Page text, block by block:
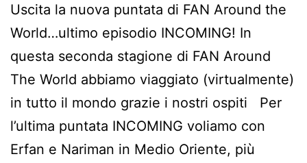
Uscita la nuova puntata di FAN Around the
World…ultimo episodio INCOMING! In
questa seconda stagione di FAN Around
The World abbiamo viaggiato (virtualmente)
in tutto il mondo grazie i nostri ospiti Per
l’ultima puntata INCOMING voliamo con
Erfan e Nariman in Medio Oriente, più